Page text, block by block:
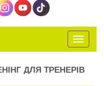
открыть
ДЛЯ ТРЕНЕРІВ